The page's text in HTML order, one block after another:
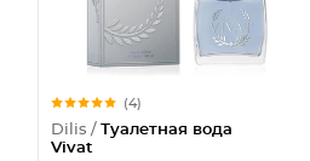
(4)
Dilis / Туалетная вода
Vivat